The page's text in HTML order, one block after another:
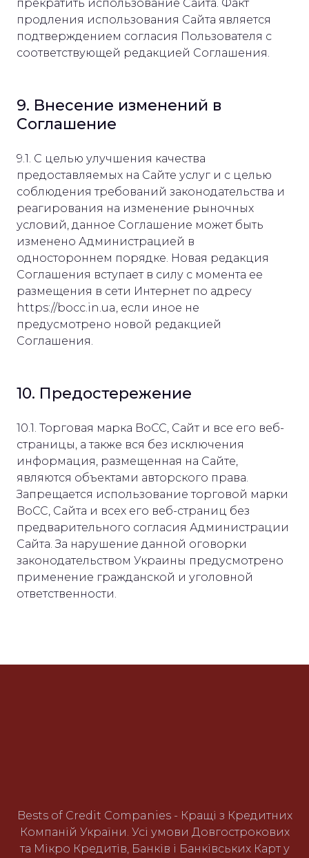
прекратить использование Сайта. Факт
продления использования Сайта является
подтверждением согласия Пользователя с
соответствующей редакцией Соглашения.
9. Внесение изменений в
Соглашение
9.1. С целью улучшения качества
предоставляемых на Сайте услуг и с целью
соблюдения требований законодательства и
реагирования на изменение рыночных
условий, данное Соглашение может быть
изменено Администрацией в
одностороннем порядке. Новая редакция
Соглашения вступает в силу с момента ее
размещения в сети Интернет по адресу
https://bocc.in.ua, если иное не
предусмотрено новой редакцией
Соглашения.
10. Предостережение
10.1. Торговая марка BoCC, Сайт и все его веб-
страницы, а также вся без исключения
информация, размещенная на Сайте,
являются объектами авторского права.
Запрещается использование торговой марки
BoCC, Сайта и всех его веб-страниц без
предварительного согласия Администрации
Сайта. За нарушение данной оговорки
законодательством Украины предусмотрено
применение гражданской и уголовной
ответственности.
Bests of Credit Companies - Кращі з Кредитних
Компаній України. Усі умови Довгострокових
та Мікро Кредитів, Банків і Банківських Карт у